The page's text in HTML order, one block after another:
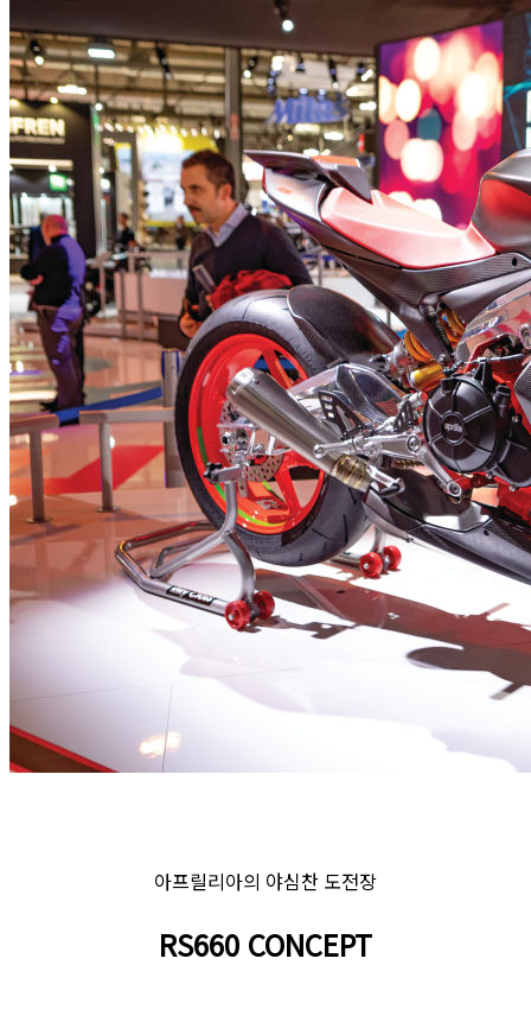
아프릴리아의 야심찬 도전장
RS660 CONCEPT